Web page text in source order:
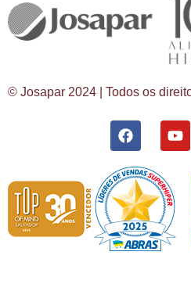
© Josapar 2024 | Todos os